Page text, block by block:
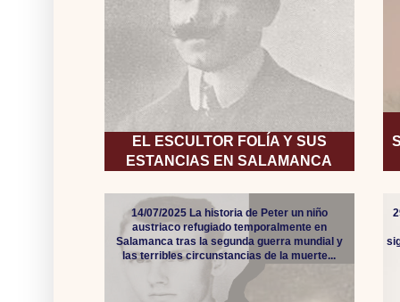
EL ESCULTOR FOLÍA Y SUS
ESTANCIAS EN SALAMANCA
14/07/2025 La historia de Peter un niño
austriaco refugiado temporalmente en
Salamanca tras la segunda guerra mundial y
las terribles circunstancias de la muerte...